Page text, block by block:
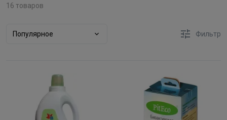
16 товаров
Популярное Фильтр